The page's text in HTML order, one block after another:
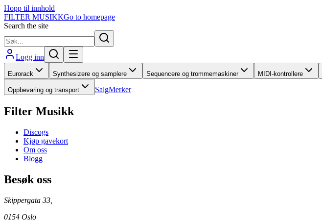
Hopp til innhold
FILTER MUSIKKGo to homepage
Search the site
Logg inn
Eurorack Synthesizere og samplere Sequencere og trommemaskiner MIDI-kontrollere
Oppbevaring og transport SalgMerker
Filter Musikk
Discogs
Kjøp gavekort
Om oss
Blogg
Besøk oss
Skippergata 33,
0154 Oslo